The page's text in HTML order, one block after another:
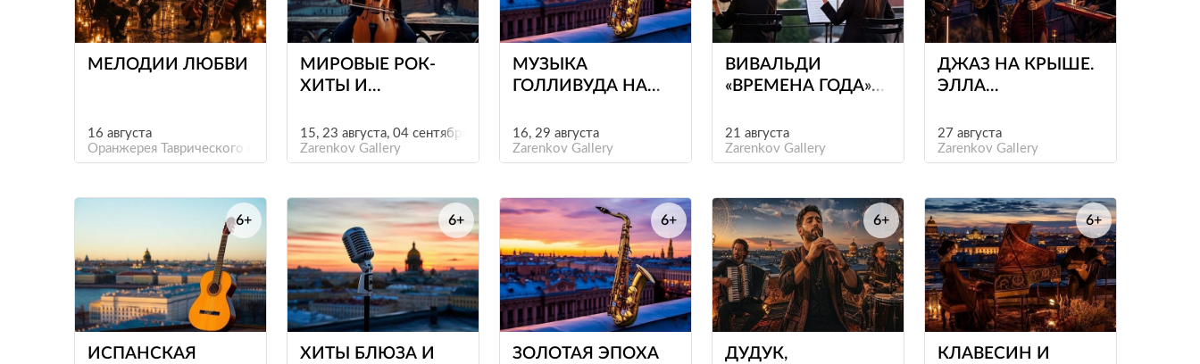
е
МЕЛОДИИ ЛЮБВИ
16 августа
Оранжерея Таврического сада
е
МИРОВЫЕ РОК-
ХИТЫ И
КРЫШЕ
15, 23 августа, 04 сентября
Zarenkov Gallery
е
МУЗЫКА
ГОЛЛИВУДА НА
16, 29 августа
Zarenkov Gallery
ВИВАЛЬДИ
«ВРЕМЕНА ГОДА»
21 августа
Zarenkov Gallery
е
ДЖАЗ НА КРЫШЕ.
ЭЛЛА
27 августа
Zarenkov Gallery
е
ИСПАНСКАЯ
6+
е
ХИТЫ БЛЮЗА И
6+
е
ЗОЛОТАЯ ЭПОХА
6+
е
ДУДУК,
6+
е
КЛАВЕСИН И
6+